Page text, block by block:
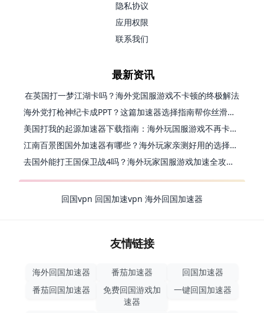
隐私协议
应用权限
联系我们
最新资讯
在英国打一梦江湖卡吗？海外党国服游戏不卡顿的终极解法
海外党打枪神纪卡成PPT？这篇加速器选择指南帮你丝滑上分
美国打我的起源加速器下载指南：海外玩国服游戏不再卡的终极方案
江南百景图国外加速器有哪些？海外玩家亲测好用的选择与避坑指南
去国外能打王国保卫战4吗？海外玩家国服游戏加速全攻略（附公主连结幻想江湖实测）
回国vpn 回国加速vpn 海外回国加速器
友情链接
海外回国加速器 番茄加速器
回国加速器
番茄回国加速器
免费回国游戏加
速器
一键回国加速器